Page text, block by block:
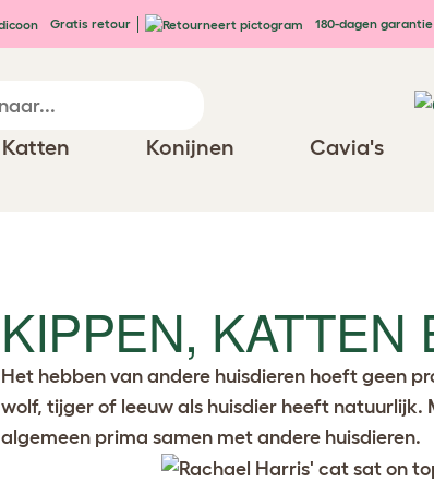
Gratis retour 180-dagen garantie
Katten Konijnen Cavia's
KIPPEN, KATTEN
Het hebben van andere huisdieren hoeft geen
wolf, tijger of leeuw als huisdier heeft
algemeen prima samen met andere huisdieren.